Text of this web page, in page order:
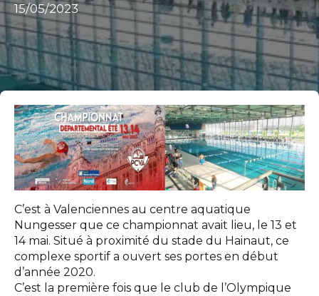
15/05/2023
C’est à Valenciennes au centre aquatique
Nungesser que ce championnat avait lieu, le 13 et
14 mai. Situé à proximité du stade du Hainaut, ce
complexe sportif a ouvert ses portes en début
d’année 2020.
C’est la première fois que le club de l’Olympique